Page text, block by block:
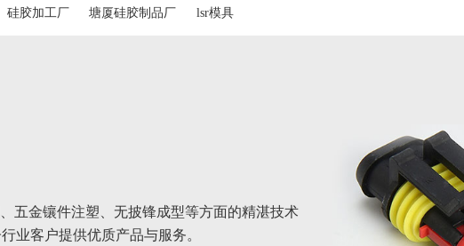
硅胶加工厂 塘厦硅胶制品厂 lsr模具
五金镶件注塑、无披锋成型等方面的精湛技术
业客户提供优质产品与服务。